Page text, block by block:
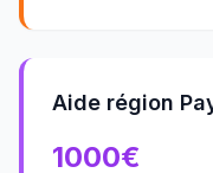
Aide région
1000€